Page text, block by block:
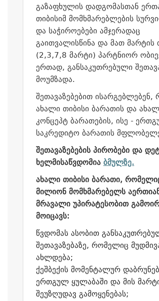
გაზაფხულის დადგომასთან
თიბისიმ მომხმარებლების
და საჭიროებები ამჯერადაც
გაითვალისწინა და მათ მარტის
(2,3,7,8 მარტი) პარტნიორ
ერთად, განსაკუთრებული
მოუმზადა.
შეთავაზებებით
ახალი თიბისი ბარათის და
კონცეპტ ბარათების, ისე -
საკრედიტო ბარათის
შეთავაზებების პირობები და
ხელმისაწვდომია ბმულზე.
ახალი თიბისი ბარათი,
მილიონ მომხმარებელს
მრავალი უპირატესობით
მოიცავს:
წვდომას ასობით
შეთავაზებაზე, რომელიც
ახლდება;
ქეშბექის მომენტალურ
ერთგულ ყულაბაში და მის
შეუზღუდავ გამოყენებას;